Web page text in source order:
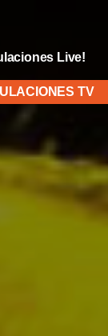
Live!
TV